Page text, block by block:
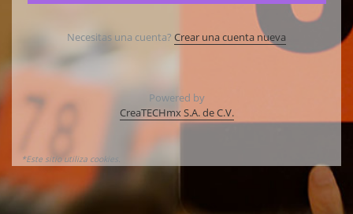
Necesitas una cuenta? Crear una cuenta nueva
Powered by
CreaTECHmx S.A. de C.V.
*Este sitio utiliza cookies.